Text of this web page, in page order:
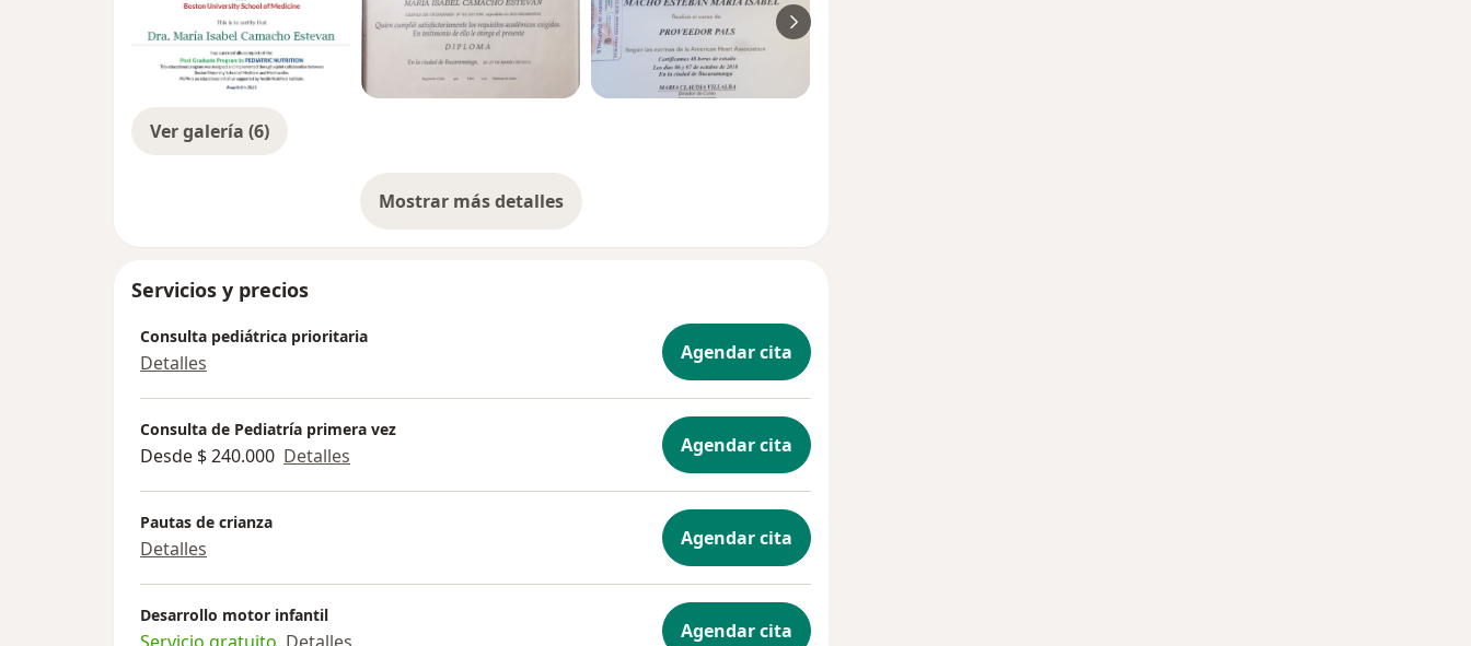
Ver galería (6)
Mostrar más detalles
sobre la experiencia
Servicios y precios
Consulta pediátrica prioritaria
Detalles Agendar cita
Consulta de Pediatría primera vez
Desde $ 240.000 Detalles Agendar cita
Pautas de crianza
Detalles Agendar cita
Desarrollo motor infantil
Agendar cita